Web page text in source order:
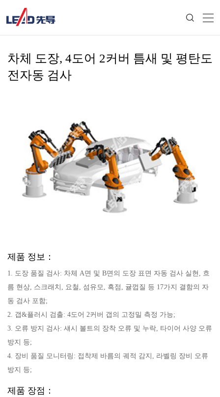
차체 도장, 4도어 2커버 틈새 및 평탄도
전자동 검사
제품 정보：
1. 도장 품질 검사: 차체 A면 및 B면의 도장 표면 자동 검사 실현, 흐
름 현상, 스크래치, 요철, 섬유모, 흑점, 귤껍질 등 17가지 결함의 자
동 검사 포함;
2. 갭&플러시 검출: 4도어 2커버 갭의 고정밀 측정 가능;
3. 오류 방지 검사: 섀시 볼트의 장착 오류 및 누락, 타이어 사양 오류
방지 등;
4. 장비 품질 모니터링: 접착제 바름의 궤적 감지, 라벨링 장비 오류
방지 등;
제품 장점：